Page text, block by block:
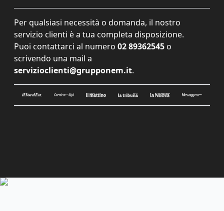
Per qualsiasi necessità o domanda, il nostro
servizio clienti è a tua completa disposizione.
Puoi contattarci al numero 02 89362545 o
scrivendo una mail a
servizioclienti@grupponem.it.